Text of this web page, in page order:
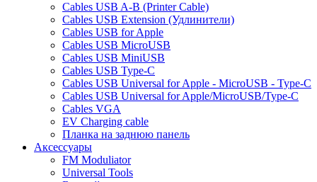
Cables USB A-B (Printer Cable)
Cables USB Extension (Удлинители)
Cables USB for Apple
Cables USB MicroUSB
Cables USB MiniUSB
Cables USB Type-C
Cables USB Universal for Apple - MicroUSB - Type-C
Cables USB Universal for Apple/MicroUSB/Type-C
Cables VGA
EV Charging cable
Планка на заднюю панель
Аксессуары
FM Moduliator
Universal Tools